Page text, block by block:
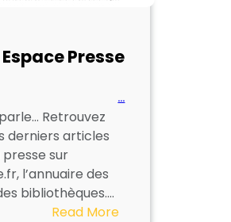
Espace Presse
…
Retrouvez
derniers articles
sur
l’annuaire des
bibliothèques.…
Read More: